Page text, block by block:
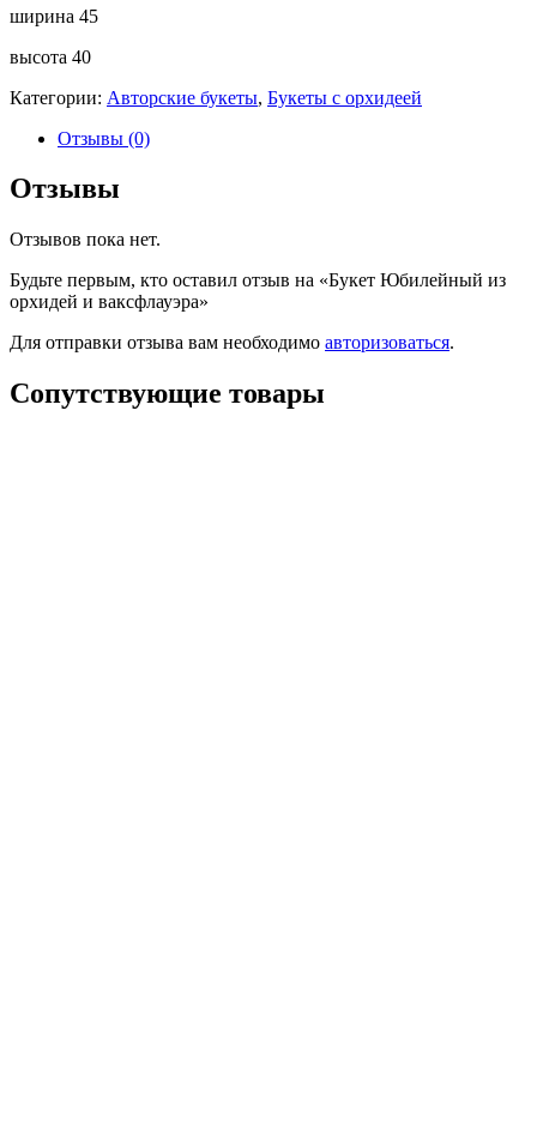
ширина 45
высота 40
Категории: Авторские букеты, Букеты с орхидеей
Отзывы (0)
Отзывы
Отзывов пока нет.
Будьте первым, кто оставил отзыв на «Букет Юбилейный из
орхидей и ваксфлауэра»
Для отправки отзыва вам необходимо авторизоваться.
Сопутствующие товары